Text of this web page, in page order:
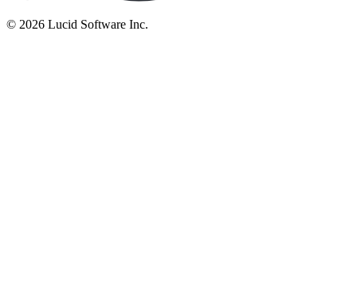
© 2026 Lucid Software Inc.